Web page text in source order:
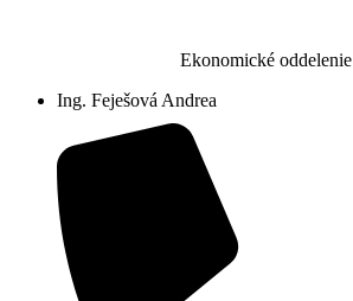
Ekonomické oddelenie
Ing. Feješová Andrea